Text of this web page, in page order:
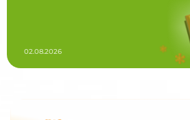
02.08.2026